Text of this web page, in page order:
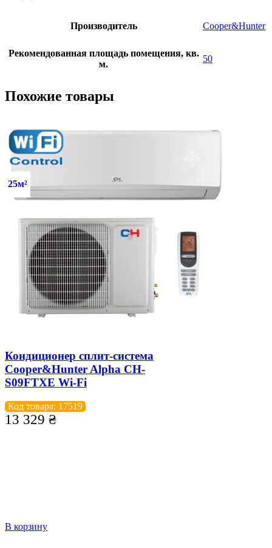
Производитель Cooper&Hunter
Рекомендованная площадь помещения, кв.
м.
50
Похожие товары
25м²
Кондиционер сплит-система
Cooper&Hunter Alpha CH-
S09FTXE Wi-Fi
Код товара: 17519
13 329 ₴
В корзину